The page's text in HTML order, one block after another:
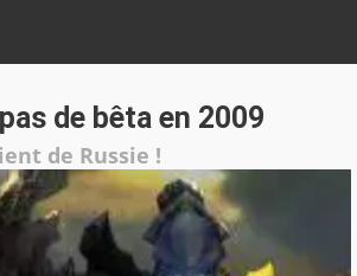
de bêta en 2009
de Russie !